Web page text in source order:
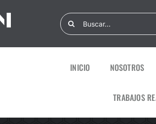
Search
for:
INICIO NOSOTROS
TRABAJOS